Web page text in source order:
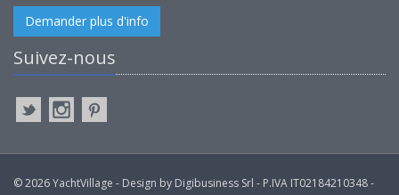
Demander plus d'info
Suivez-nous
© 2026 YachtVillage - Design by Digibusiness Srl - P.IVA IT02184210348 -